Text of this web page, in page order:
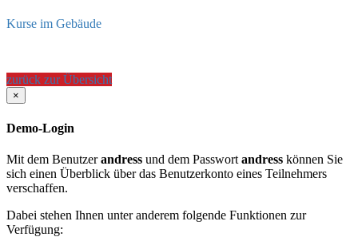
Kurse im Gebäude
zurück zur Übersicht
×
Demo-Login
Mit dem Benutzerandress und dem Passwort andress können Sie
sich einen Überblick über das Benutzerkonto eines Teilnehmers
verschaffen.
Dabei stehen Ihnen unter anderem folgende Funktionen zur
Verfügung: